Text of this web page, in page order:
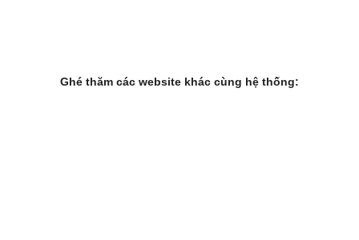
Ghé thăm các website khác cùng hệ thống: